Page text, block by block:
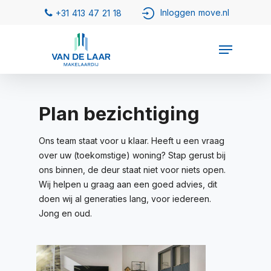
Plan bezichtiging
Ons team staat voor u klaar. Heeft u een vraag
over uw (toekomstige) woning? Stap gerust bij
ons binnen, de deur staat niet voor niets open.
Wij helpen u graag aan een goed advies, dit
doen wij al generaties lang, voor iedereen.
Jong en oud.